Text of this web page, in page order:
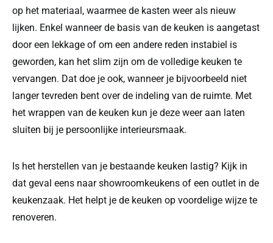
op het materiaal, waarmee de kasten weer als nieuw
lijken. Enkel wanneer de basis van de keuken is aangetast
door een lekkage of om een andere reden instabiel is
geworden, kan het slim zijn om de volledige keuken te
vervangen. Dat doe je ook, wanneer je bijvoorbeeld niet
langer tevreden bent over de indeling van de ruimte. Met
het wrappen van de keuken kun je deze weer aan laten
sluiten bij je persoonlijke interieursmaak.
Is het herstellen van je bestaande keuken lastig? Kijk in
dat geval eens naar showroomkeukens of een outlet in de
keukenzaak. Het helpt je de keuken op voordelige wijze te
renoveren.